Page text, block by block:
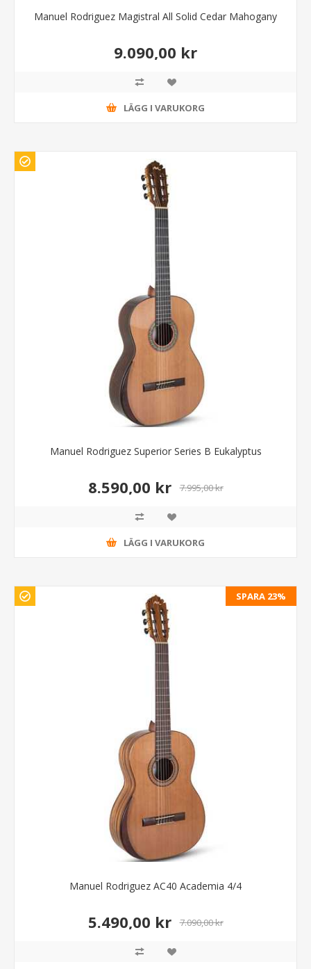
Manuel Rodriguez Magistral All Solid Cedar Mahogany
9.090,00 kr
LÄGG I VARUKORG
Manuel Rodriguez Superior Series B Eukalyptus
8.590,00 kr 7.995,00 kr
LÄGG I VARUKORG
SPARA 23%
Manuel Rodriguez AC40 Academia 4/4
5.490,00 kr 7.090,00 kr